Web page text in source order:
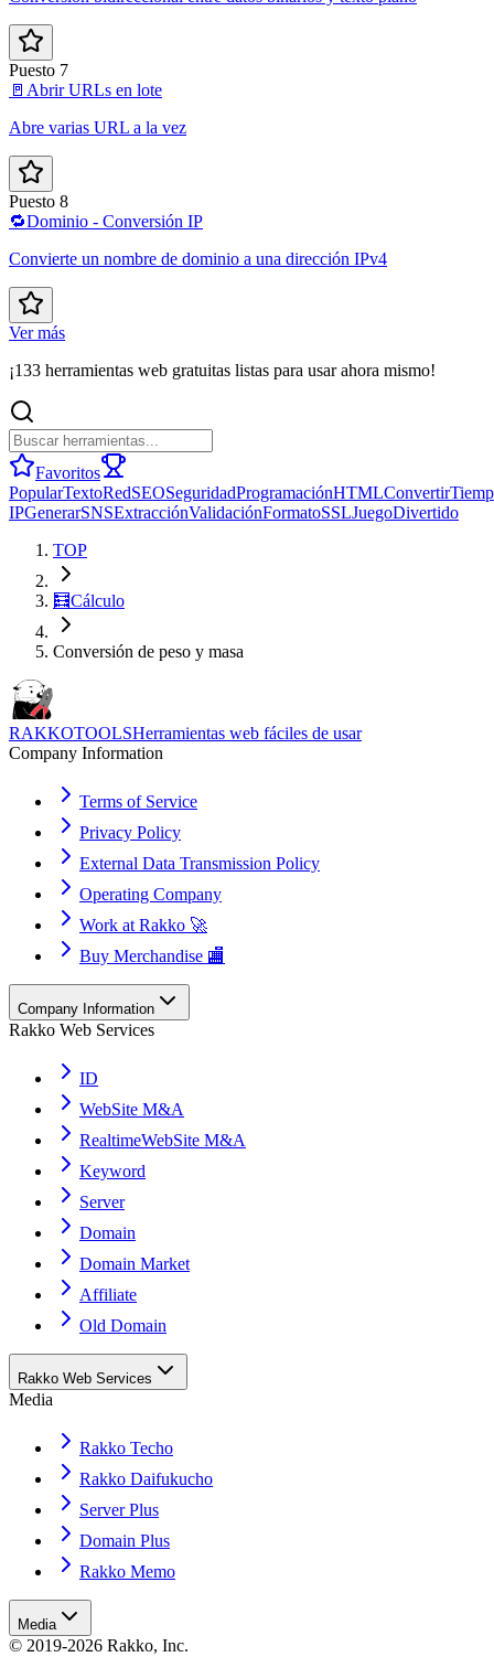
Puesto 7
🚪 Abrir URLs en lote
Abre varias URL a la vez
Puesto 8
🔁Dominio - Conversión IP
Convierte un nombre de dominio a una dirección IPv4
Ver más
¡133 herramientas web gratuitas listas para usar ahora mismo!
Favoritos
PopularTextoRedSEOSeguridadProgramaciónHTMLConvertir
IPGenerarSNSExtracciónValidaciónFormatoSSLJuegoDivertido
TOP
🧮Cálculo
Conversión de peso y masa
RAKKOTOOLSHerramientas web fáciles de usar
Company Information
Terms of Service
Privacy Policy
External Data Transmission Policy
Operating Company
Work at Rakko 🚀
Buy Merchandise 🏬
Company Information
Rakko Web Services
ID
WebSite M&A
RealtimeWebSite M&A
Keyword
Server
Domain
Domain Market
Affiliate
Old Domain
Rakko Web Services
Media
Rakko Techo
Rakko Daifukucho
Server Plus
Domain Plus
Rakko Memo
Media
© 2019-2026 Rakko, Inc.